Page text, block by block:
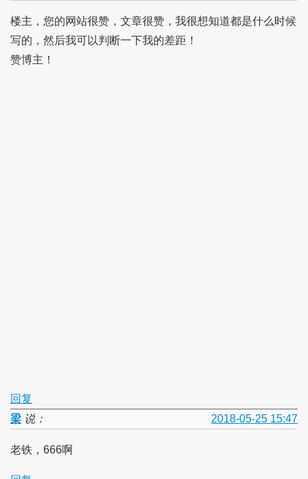
楼主，您的网站很赞，文章很赞，我很想知道都是什么时候
写的，然后我可以判断一下我的差距！
赞博主！
回复
梁说： 2018-05-25 15:47
老铁，666啊